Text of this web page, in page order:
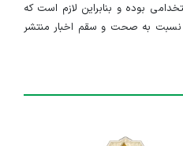
بوده و بنابراین لازم است که
نسبت به صحت و سقم اخبار منتشر